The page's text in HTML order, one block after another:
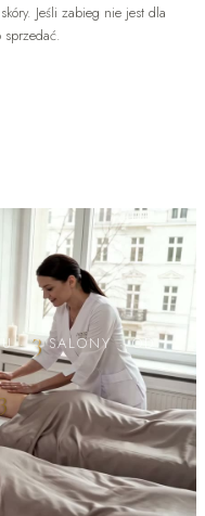
Jeśli zabieg nie jest dla
sprzedać.
·3 SALONY·OD